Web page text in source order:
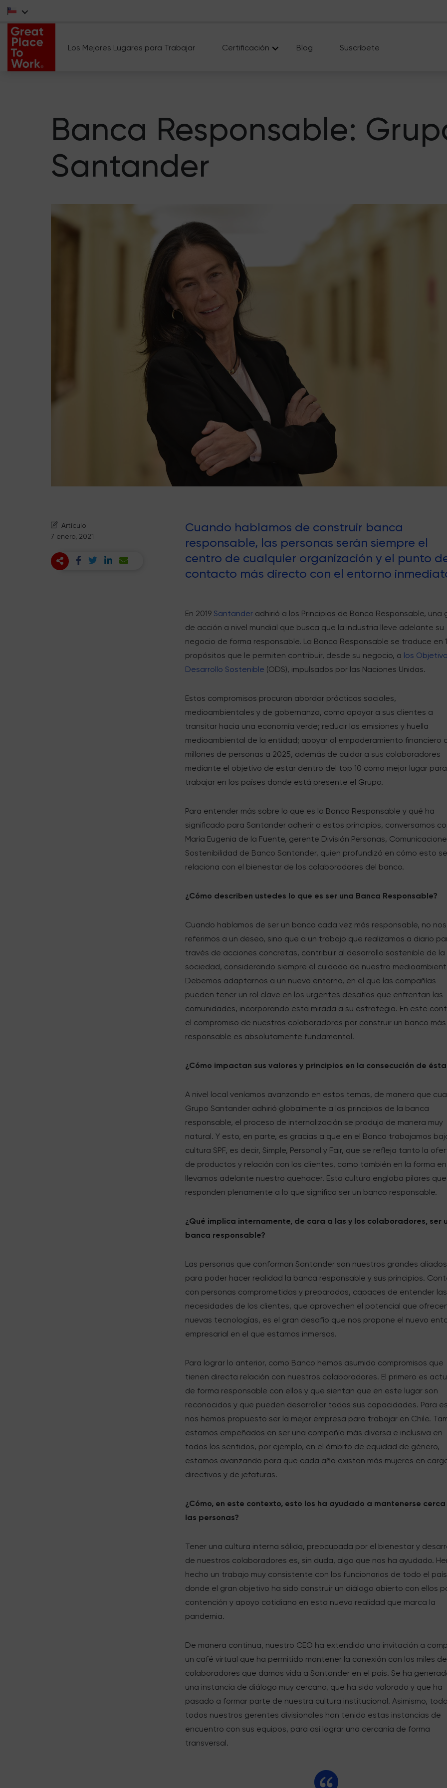
Los Mejores Lugares para Trabajar Certificación Blog Suscríbete
Banca Responsable:
Santander
Artículo
7 enero, 2021
Cuando hablamos de construir banca
responsable, las personas serán siempre el
centro de cualquier organización y el punto
contacto más directo con el entorno
En 2019Santander adhirió a los Principios de Banca Responsable, una
de acción a nivel mundial que busca que la industria lleve adelante su
negocio de forma responsable. La Banca Responsable se traduce en
propósitos que le permiten contribuir, desde su negocio, a los
Desarrollo Sostenible (ODS), impulsados por las Naciones Unidas.
Estos compromisos procuran abordar prácticas sociales,
medioambientales y de gobernanza, como apoyar a sus clientes a
transitar hacia una economía verde; reducir las emisiones y huella
medioambiental de la entidad; apoyar al empoderamiento financiero
millones de personas a 2025, además de cuidar a sus colaboradores
mediante el objetivo de estar dentro del top 10 como mejor lugar para
trabajar en los países donde está presente el Grupo.
Para entender más sobre lo que es la Banca Responsable y qué ha
significado para Santander adherir a estos principios, conversamos
María Eugenia de la Fuente, gerente División Personas,
Sostenibilidad de Banco Santander, quien profundizó en cómo esto se
relaciona con el bienestar de los colaboradores del banco.
¿Cómo describen ustedes lo que es ser una Banca Responsable?
Cuando hablamos de ser un banco cada vez más responsable, no nos
referimos a un deseo, sino que a un trabajo que realizamos a diario
través de acciones concretas, contribuir al desarrollo sostenible de la
sociedad, considerando siempre el cuidado de nuestro
Debemos adaptarnos a un nuevo entorno, en el que las compañías
pueden tener un rol clave en los urgentes desafíos que enfrentan las
comunidades, incorporando esta mirada a su estrategia. En este
el compromiso de nuestros colaboradores por construir un banco más
responsable es absolutamente fundamental.
¿Cómo impactan sus valores y principios en la consecución de
A nivel local veníamos avanzando en estos temas, de manera que
Grupo Santander adhirió globalmente a los principios de la banca
responsable, el proceso de internalización se produjo de manera muy
natural. Y esto, en parte, es gracias a que en el Banco trabajamos
cultura SPF, es decir, Simple, Personal y Fair, que se refleja tanto la
de productos y relación con los clientes, como también en la forma
llevamos adelante nuestro quehacer. Esta cultura engloba pilares que
responden plenamente a lo que significa ser un banco responsable.
¿Qué implica internamente, de cara a las y los colaboradores, ser
banca responsable?
Las personas que conforman Santander son nuestros grandes aliados
para poder hacer realidad la banca responsable y sus principios.
con personas comprometidas y preparadas, capaces de entender las
necesidades de los clientes, que aprovechen el potencial que
nuevas tecnologías, es el gran desafío que nos propone el nuevo
empresarial en el que estamos inmersos.
Para lograr lo anterior, como Banco hemos asumido compromisos que
tienen directa relación con nuestros colaboradores. El primero es
de forma responsable con ellos y que sientan que en este lugar son
reconocidos y que pueden desarrollar todas sus capacidades. Para
nos hemos propuesto ser la mejor empresa para trabajar en Chile.
estamos empeñados en ser una compañía más diversa e inclusiva en
todos los sentidos, por ejemplo, en el ámbito de equidad de género,
estamos avanzando para que cada año existan más mujeres en
directivos y de jefaturas.
¿Cómo, en este contexto, esto los ha ayudado a mantenerse
las personas?
Tener una cultura interna sólida, preocupada por el bienestar y
de nuestros colaboradores es, sin duda, algo que nos ha ayudado.
hecho un trabajo muy consistente con los funcionarios de todo el
donde el gran objetivo ha sido construir un diálogo abierto con ellos
contención y apoyo cotidiano en esta nueva realidad que marca la
pandemia.
De manera continua, nuestro CEO ha extendido una invitación a
un café virtual que ha permitido mantener la conexión con los miles de
colaboradores que damos vida a Santander en el país. Se ha
una instancia de diálogo muy cercano, que ha sido valorado y que ha
pasado a formar parte de nuestra cultura institucional. Asimismo,
todos nuestros gerentes divisionales han tenido estas instancias de
encuentro con sus equipos, para así lograr una cercanía de forma
transversal.